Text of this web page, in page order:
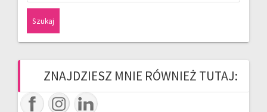
ZNAJDZIESZ MNIE RÓWNIEŻ TUTAJ: